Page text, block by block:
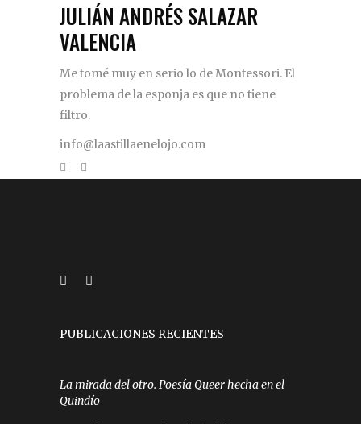
JULIÁN ANDRÉS SALAZAR
VALENCIA
Me tomé muy en serio lo de Montessori. El
problema de la esponja es que no tiene
filtro.
info@laastillaenelojo.com
PUBLICACIONES RECIENTES
La mirada del otro. Poesía Queer hecha en el
Quindío